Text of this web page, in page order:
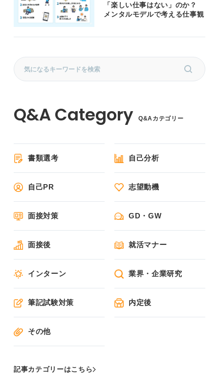
「楽しい仕事はない」のか？
メンタルモデルで考える仕事観
Q&Aカテゴリー
書類選考 自己分析
自己PR 志望動機
面接対策 GD・GW
面接後 就活マナー
インターン 業界・企業研究
筆記試験対策 内定後
その他
記事カテゴリーはこちら